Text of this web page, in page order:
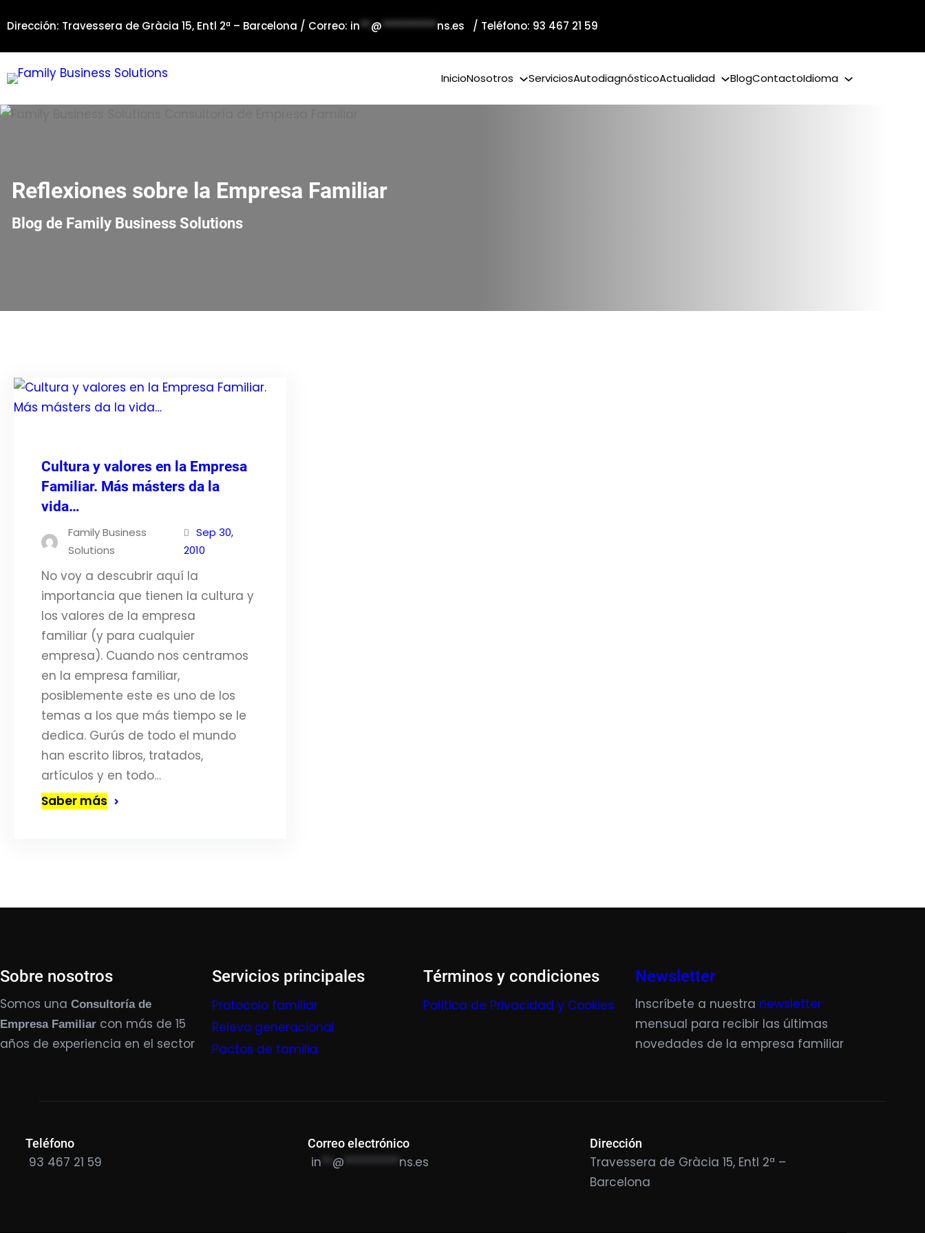
al
contenido
Dirección: Travessera de Gràcia 15, Entl 2ª – Barcelona / Correo: in**@**********ns.es / Teléfono: 93 467 21 59
InicioNosotros ServiciosAutodiagnósticoActualidad BlogContactoIdioma
Reflexiones sobre la Empresa Familiar
Blog de Family Business Solutions
Cultura y valores en la Empresa
Familiar. Más másters da la
vida…
Family Business
Solutions
Sep 30,
2010
No voy a descubrir aquí la
importancia que tienen la cultura y
los valores de la empresa
familiar (y para cualquier
empresa). Cuando nos centramos
en la empresa familiar,
posiblemente este es uno de los
temas a los que más tiempo se le
dedica. Gurús de todo el mundo
han escrito libros, tratados,
artículos y en todo…
Saber más
Sobre nosotros
Somos una Consultoría de
Empresa Familiar con más de 15
años de experiencia en el sector
Servicios principales
Protocolo familiar
Relevo generacional
Pactos de familia
Términos y condiciones
Política de Privacidad y Cookies
Newsletter
Inscríbete a nuestra newsletter
mensual para recibir las últimas
novedades de la empresa familiar
Teléfono
93 467 21 59
Correo electrónico
in @ ********** ns.es
Dirección
Travessera de Gràcia 15, Entl 2ª –
Barcelona